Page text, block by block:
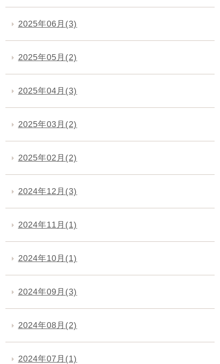
2025年06月(3)
2025年05月(2)
2025年04月(3)
2025年03月(2)
2025年02月(2)
2024年12月(3)
2024年11月(1)
2024年10月(1)
2024年09月(3)
2024年08月(2)
2024年07月(1)